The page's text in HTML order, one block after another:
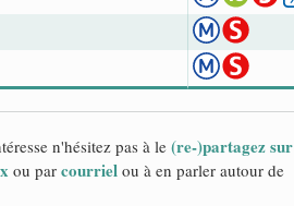
n'hésitez pas à le (re-)partagez sur
ou par courriel ou à en parler autour de